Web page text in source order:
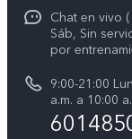
Progreso de la
Sostenibilidad
Centro de
Accesibilidad
Chat en vivo
Sáb, Sin
por
9:00-21:00
a.m. a 10:00